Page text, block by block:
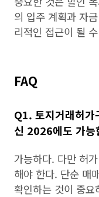
의 입주 계획과 자
리적인 접근이 될
FAQ
Q1. 토지거래허가
신 2026에도 가능
가능하다. 다만 허
해야 한다. 단순 매
확인하는 것이 중요